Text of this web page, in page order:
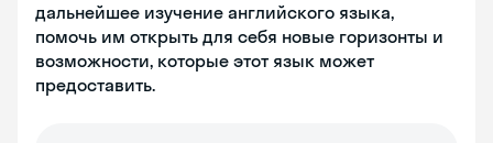
дальнейшее изучение английского языка,
помочь им открыть для себя новые горизонты и
возможности, которые этот язык может
предоставить.